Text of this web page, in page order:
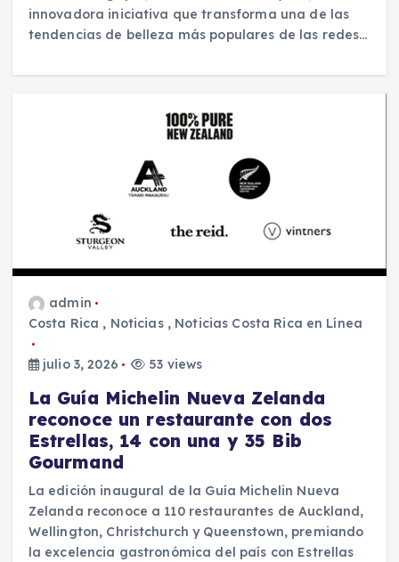
innovadora iniciativa que transforma una de las
tendencias de belleza más populares de las redes…
admin
Costa Rica , Noticias, Noticias Costa Rica en Línea
julio 3, 2026 53 views
La Guía Michelin Nueva Zelanda
reconoce un restaurante con dos
Estrellas, 14 con una y 35 Bib
Gourmand
La edición inaugural de la Guía Michelin Nueva
Zelanda reconoce a 110 restaurantes de Auckland,
Wellington, Christchurch y Queenstown, premiando
la excelencia gastronómica del país con Estrellas